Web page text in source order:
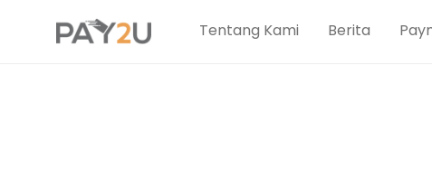
Tentang Kami Berita